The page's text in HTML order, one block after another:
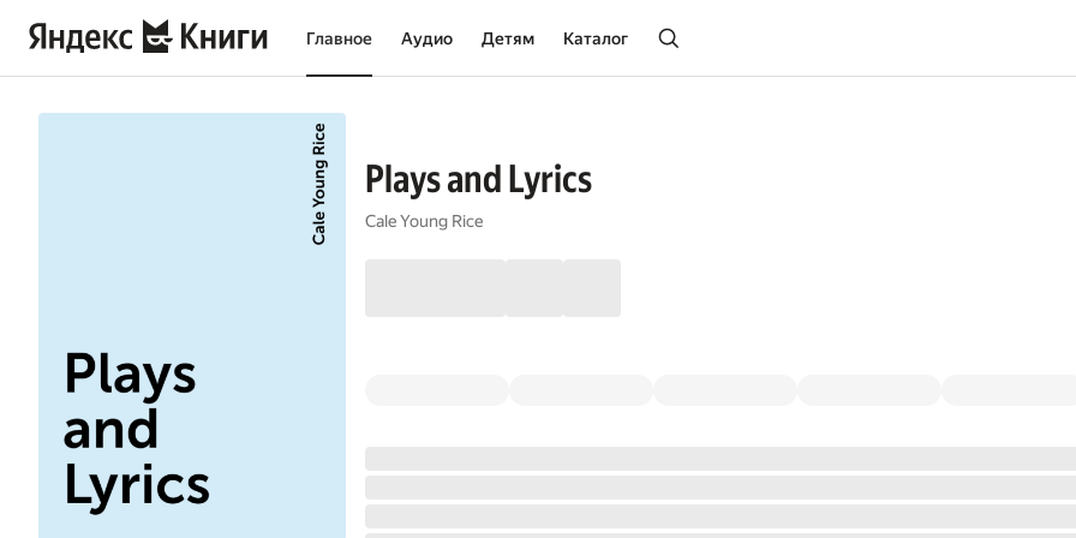
Главное Аудио Детям Каталог
Plays and Lyrics
Cale Young Rice